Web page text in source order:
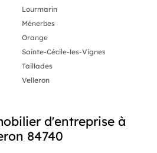
Lourmarin
Ménerbes
Orange
Sainte-Cécile-les-Vignes
Taillades
Velleron
d'entreprise à
84740